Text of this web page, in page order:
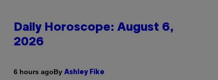
Daily Horoscope: August 6,
2026
6 hours agoBy Ashley Fike